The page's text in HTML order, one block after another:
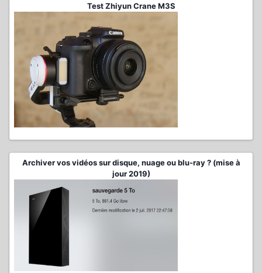
Test Zhiyun Crane M3S
Archiver vos vidéos sur disque, nuage ou blu-ray ? (mise à
jour 2019)